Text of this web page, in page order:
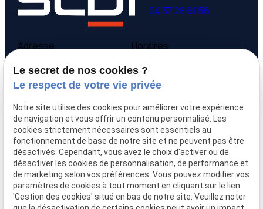
04 37 28 61 56
Adresse
9 avenue Victor Hugo
69160 Tassin la Demi-
Lune
Horaires
Lundi - Vendredi
09:00-12:00,
Accueil
Qui sommes-nous
Nos biens
Prix immobilier
Confier mon bien
Rejoignez-nous
Contact
Le secret de nos cookies ?
Le respect de votre vie privée
Notre site utilise des cookies pour améliorer votre expérience
de navigation et vous offrir un contenu personnalisé. Les
cookies strictement nécessaires sont essentiels au
fonctionnement de base de notre site et ne peuvent pas être
désactivés. Cependant, vous avez le choix d'activer ou de
désactiver les cookies de personnalisation, de performance et
de marketing selon vos préférences. Vous pouvez modifier vos
paramètres de cookies à tout moment en cliquant sur le lien
'Gestion des cookies' situé en bas de notre site. Veuillez noter